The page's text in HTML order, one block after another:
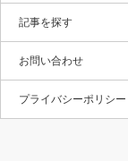
記事を探す
お問い合わせ
プライバシーポリシー